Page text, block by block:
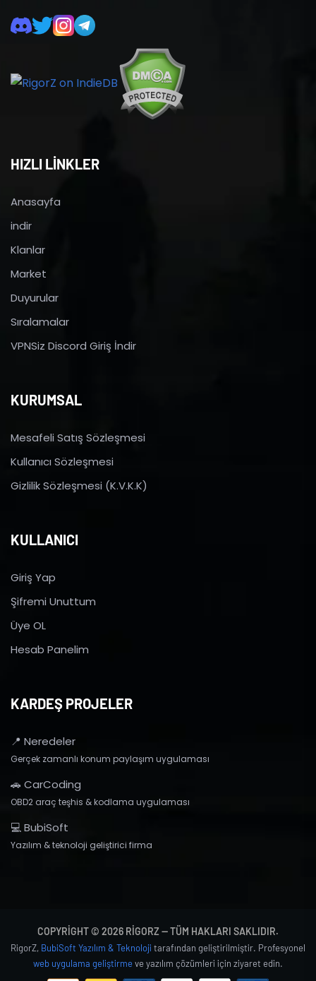
HIZLI LİNKLER
Anasayfa
indir
Klanlar
Market
Duyurular
Sıralamalar
VPNSiz Discord Giriş İndir
KURUMSAL
Mesafeli Satış Sözleşmesi
Kullanıcı Sözleşmesi
Gizlilik Sözleşmesi (K.V.K.K)
KULLANICI
Giriş Yap
Şifremi Unuttum
Üye OL
Hesab Panelim
KARDEŞ PROJELER
📍 Neredeler
Gerçek zamanlı konum paylaşım uygulaması
🚗 CarCoding
OBD2 araç teşhis & kodlama uygulaması
💻 BubiSoft
Yazılım & teknoloji geliştirici firma
COPYRIGHT © 2026 RIGORZ — TÜM HAKLARI SAKLIDIR.
RigorZ, BubiSoft Yazılım & Teknoloji tarafından geliştirilmiştir. Profesyonel
web uygulama geliştirmeve yazılım çözümleri için ziyaret edin.